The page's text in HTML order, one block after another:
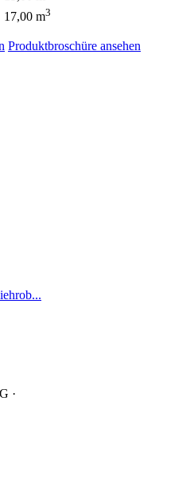
17,00 m3
Produktbroschüre ansehen
·